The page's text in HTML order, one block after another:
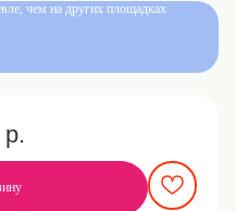
р.
чем на других площадках
и мы
дня